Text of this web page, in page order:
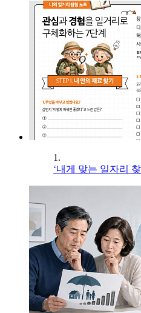
1.
‘내게 맞는 일자리